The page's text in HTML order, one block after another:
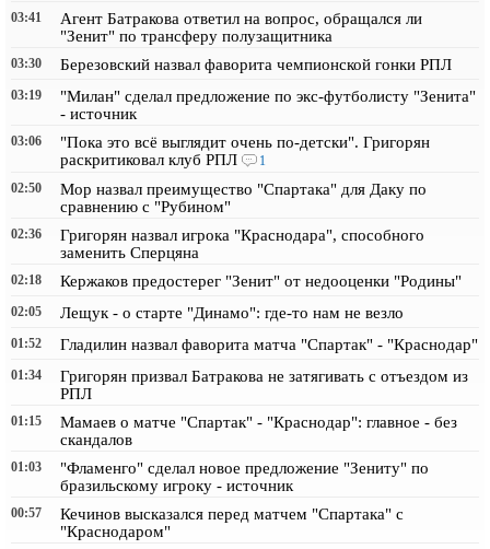
03:41
Агент Батракова ответил на вопрос, обращался ли
"Зенит" по трансферу полузащитника
03:30 Березовский назвал фаворита чемпионской гонки РПЛ
03:19
"Милан" сделал предложение по экс-футболисту "Зенита"
- источник
03:06
"Пока это всё выглядит очень по-детски". Григорян
раскритиковал клуб РПЛ
1
02:50
Мор назвал преимущество "Спартака" для Даку по
сравнению с "Рубином"
02:36
Григорян назвал игрока "Краснодара", способного
заменить Сперцяна
02:18 Кержаков предостерег "Зенит" от недооценки "Родины"
02:05 Лещук - о старте "Динамо": где-то нам не везло
01:52 Гладилин назвал фаворита матча "Спартак" - "Краснодар"
01:34
Григорян призвал Батракова не затягивать с отъездом из
РПЛ
01:15
Мамаев о матче "Спартак" - "Краснодар": главное - без
скандалов
01:03
"Фламенго" сделал новое предложение "Зениту" по
бразильскому игроку - источник
00:57
Кечинов высказался перед матчем "Спартака" с
"Краснодаром"